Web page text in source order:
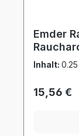
Emder
500g
Inhalt:
Regulärer
15,56 €